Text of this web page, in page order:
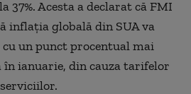
37%. Acesta a declarat că FMI
inflaţia globală din SUA va
cu un punct procentual mai
ianuarie, din cauza tarifelor